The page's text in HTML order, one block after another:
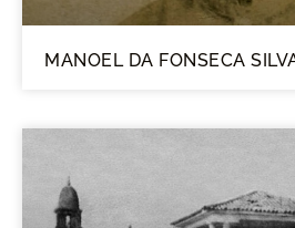
MANOEL DA FONSECA